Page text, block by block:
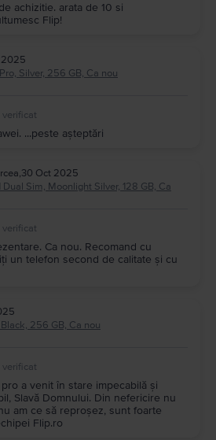
achizitie. arata de 10 si
Flip!
2025
Silver, 256 GB, Ca nou
verificat
...peste așteptări
,30 Oct 2025
Sim, Moonlight Silver, 128 GB, Ca
verificat
Ca nou. Recomand cu
un telefon second de calitate și cu
256 GB, Ca nou
verificat
a venit în stare impecabilă și
Slavă Domnului. Din nefericire nu
am ce să reproșez, sunt foarte
Flip.ro